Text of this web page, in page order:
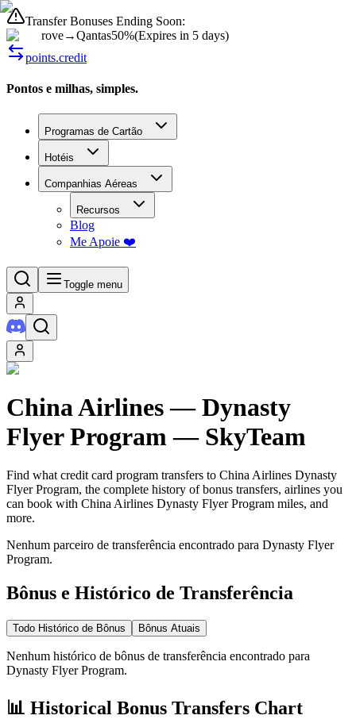
Transfer Bonuses Ending Soon:
rove→Qantas50%(Expires in 5 days)
points.credit
Pontos e milhas, simples.
Programas de Cartão
Hotéis
Companhias Aéreas
Recursos
Blog
Me Apoie ❤️
Toggle menu
China Airlines—Dynasty
Flyer Program — SkyTeam
Find what credit card program transfers to China Airlines Dynasty
Flyer Program, the complete history of bonus transfers, airlines you
can book with China Airlines Dynasty Flyer Program miles, and
more.
Nenhum parceiro de transferência encontrado para Dynasty Flyer
Program.
Bônus e Histórico de Transferência
Todo Histórico de Bônus Bônus Atuais
Nenhum histórico de bônus de transferência encontrado para
Dynasty Flyer Program.
📊 Historical Bonus Transfers Chart